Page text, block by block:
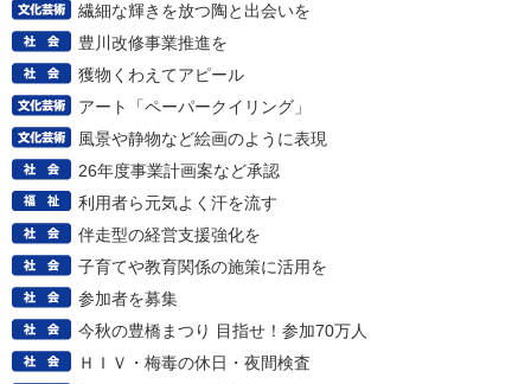
繊細な輝きを放つ陶と出会いを
豊川改修事業推進を
獲物くわえてアピール
アート「ペーパークイリング」
風景や静物など絵画のように表現
26年度事業計画案など承認
利用者ら元気よく汗を流す
伴走型の経営支援強化を
子育てや教育関係の施策に活用を
参加者を募集
今秋の豊橋まつり 目指せ！参加70万人
ＨＩＶ・梅毒の休日・夜間検査